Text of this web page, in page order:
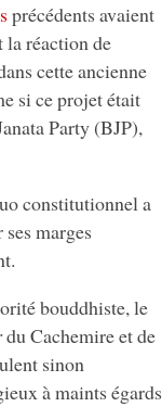
précédents avaient
la réaction de
cette ancienne
si ce projet était
Party (BJP),
constitutionnel a
marges
bouddhiste, le
du Cachemire et de
sinon
à maints égards